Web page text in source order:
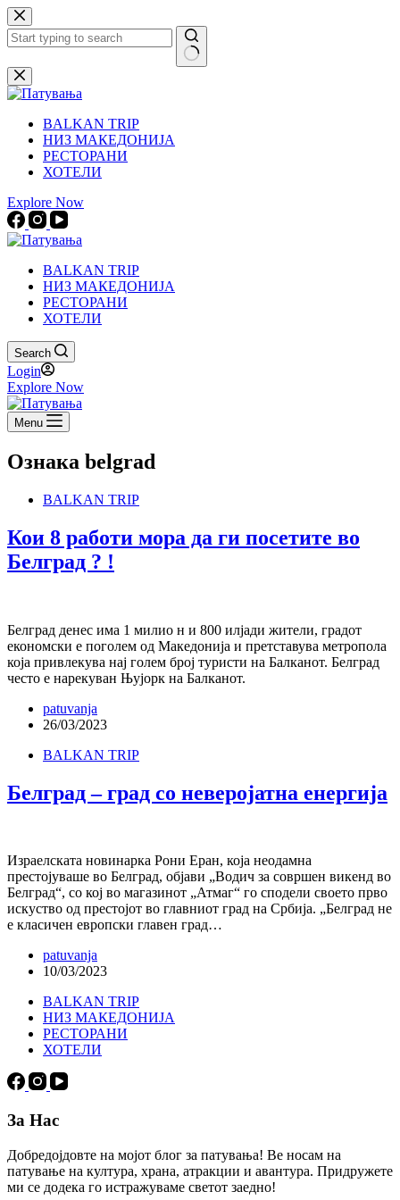
Skip
to
content
No
results
BALKAN TRIP
НИЗ МАКЕДОНИЈА
РЕСТОРАНИ
ХОТЕЛИ
Explore Now
BALKAN TRIP
НИЗ МАКЕДОНИЈА
РЕСТОРАНИ
ХОТЕЛИ
Search
Login
Explore Now
Menu
Ознака belgrad
BALKAN TRIP
Кои 8 работи мора да ги посетите во
Белград ? !
Белград денес има 1 милио н и 800 илјади жители, градот
економски е поголем од Македонија и претставува метропола
која привлекува нај голем број туристи на Балканот. Белград
често е нарекуван Њујорк на Балканот.
patuvanja
26/03/2023
BALKAN TRIP
Белград – град со неверојатна енергија
Израелската новинарка Рони Еран, која неодамна
престојуваше во Белград, објави „Водич за совршен викенд во
Белград“, со кој во магазинот „Атмаг“ го сподели своето прво
искуство од престојот во главниот град на Србија. „Белград не
е класичен европски главен град…
patuvanja
10/03/2023
BALKAN TRIP
НИЗ МАКЕДОНИЈА
РЕСТОРАНИ
ХОТЕЛИ
За Нас
Добредојдовте на мојот блог за патувања! Ве носам на
патување на култура, храна, атракции и авантура. Придружете
ми се додека го истражуваме светот заедно!